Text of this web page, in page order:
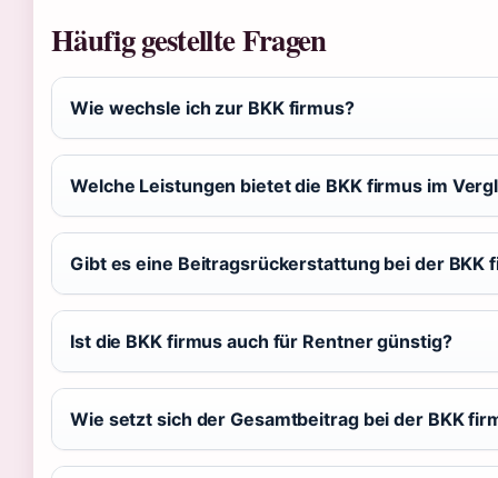
Häufig gestellte Fragen
Wie wechsle ich zur BKK firmus?
Welche Leistungen bietet die BKK firmus im
Gibt es eine Beitragsrückerstattung bei der BKK
Ist die BKK firmus auch für Rentner günstig?
Wie setzt sich der Gesamtbeitrag bei der BKK